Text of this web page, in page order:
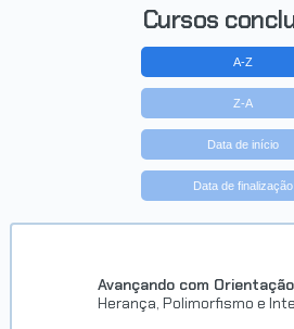
Cursos
A-Z
Z-A
Data de início
Data de finalização
Avançando com
Herança, Polimorfismo e